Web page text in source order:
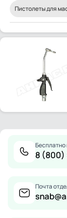
Пистолеты для
Бесплатно
8 (800)
Почта